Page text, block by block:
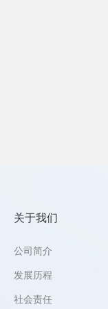
关于我们
公司简介
发展历程
社会责任